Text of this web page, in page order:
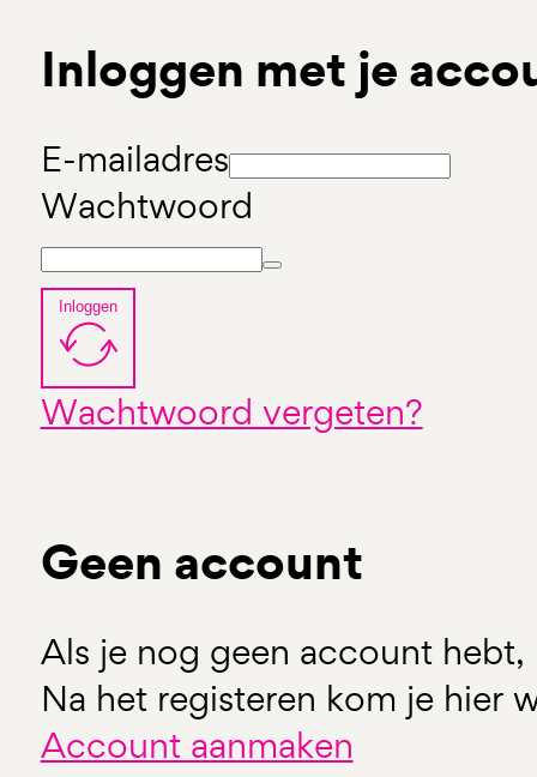
Inloggen met je
E-mailadres
Wachtwoord
Inloggen
Wachtwoord vergeten?
Geen account
Als je nog geen account hebt,
Na het registeren kom je hier
Account aanmaken